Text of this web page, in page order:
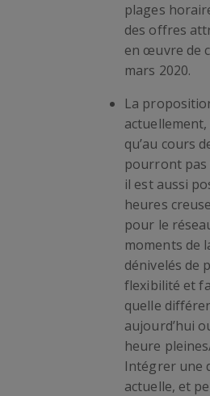
plages
des offres
en œuvre de
mars 2020.
La
qu’au cours
pourront pas
il est aussi
heures
pour le
moments de
dénivelés de
flexibilité et
quelle
aujourd’hui
heure
Intégrer une
actuelle, et